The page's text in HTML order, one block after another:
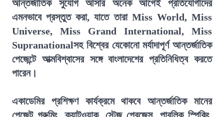
আন্তর্জাতিক সুযোগ আসার অনেক আগেই প্রতিযোগীদের
এমনভাবে প্রস্তুত করা, যাতে তারা Miss World, Miss
Universe, Miss Grand International, Miss
Supranationalসহ বিশ্বের যেকোনো মর্যাদাপূর্ণ আন্তর্জাতিক
পেজেন্টে আত্মবিশ্বাসের সঙ্গে বাংলাদেশের প্রতিনিধিত্ব করতে
পারেন।
একাডেমির প্রশিক্ষণ কার্যক্রমে থাকবে আন্তর্জাতিক মানের